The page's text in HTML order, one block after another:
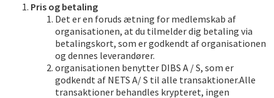
Pris og betaling
Det er en foruds ætning for medlemskab af
organisationen, at du tilmelder dig betaling via
betalingskort, som er godkendt af organisationen
og dennes leverandører.
organisationen benytter DIBS A / S, som er
godkendt af NETS A/ S til alle transaktioner.Alle
transaktioner behandles krypteret, ingen